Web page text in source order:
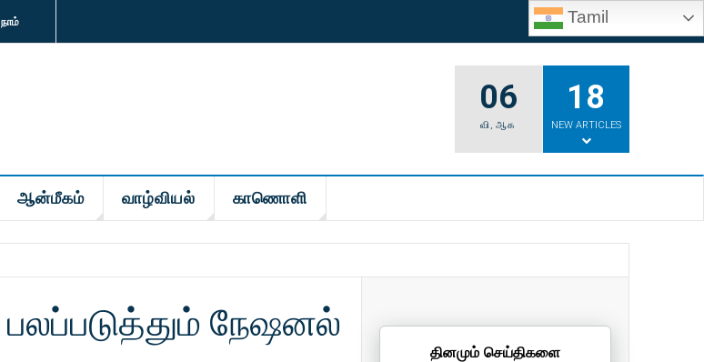
நாம் Tamil
06
வி,ஆக
18
NEW ARTICLES
ஆன்மீகம் வாழ்வியல் காணொளி
நேஷனல்
தினமும் செய்திகளை